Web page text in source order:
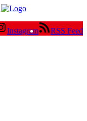
Instagram RSS Feed